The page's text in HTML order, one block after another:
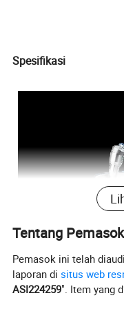
Spesifikasi
Tentang Pemasok
Pemasok ini telah
laporan disitus web
ASI224259". Item yang